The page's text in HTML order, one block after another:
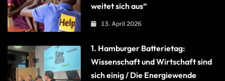
weitet sich aus“
13. April 2026
1. Hamburger Batterietag:
Wissenschaft und Wirtschaft sind
sich einig / Die Energiewende